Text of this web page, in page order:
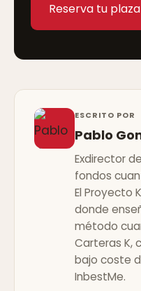
Reserva tu
ESCRITO POR
Pablo
Exdirector
fondos
El Proyecto
donde
método
Carteras K,
bajo coste
InbestMe.